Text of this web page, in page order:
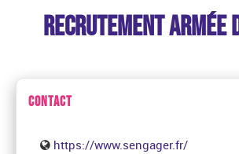
navigation
RECRUTEMENT ARMÉE
CONTACT
https://www.sengager.fr/